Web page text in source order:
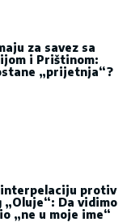
za savez sa
i Prištinom:
„prijetnja“?
interpelaciju protiv
„Oluje“: Da vidimo
„ne u moje ime“